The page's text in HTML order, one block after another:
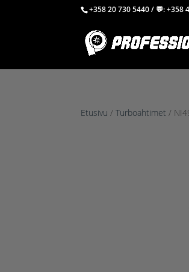
+358 20 730 5440/ 💬:+358
Etusivu /Turboahtimet /